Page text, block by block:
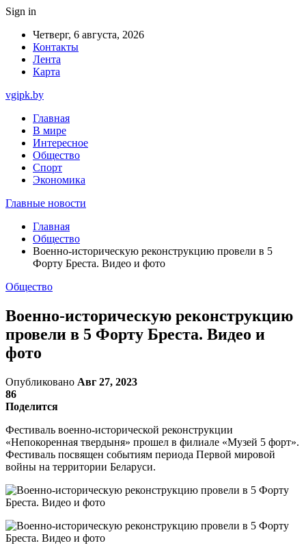
Sign in
Четверг, 6 августа, 2026
Контакты
Лента
Карта
vgipk.by
Главная
В мире
Интересное
Общество
Спорт
Экономика
Главные новости
Главная
Общество
Военно-историческую реконструкцию провели в 5
Форту Бреста. Видео и фото
Общество
Военно-историческую реконструкцию
провели в 5 Форту Бреста. Видео и
фото
Опубликовано Авг 27, 2023
86
Поделится
Фестиваль военно-исторической реконструкции
«Непокоренная твердыня» прошел в филиале «Музей 5 форт».
Фестиваль посвящен событиям периода Первой мировой
войны на территории Беларуси.